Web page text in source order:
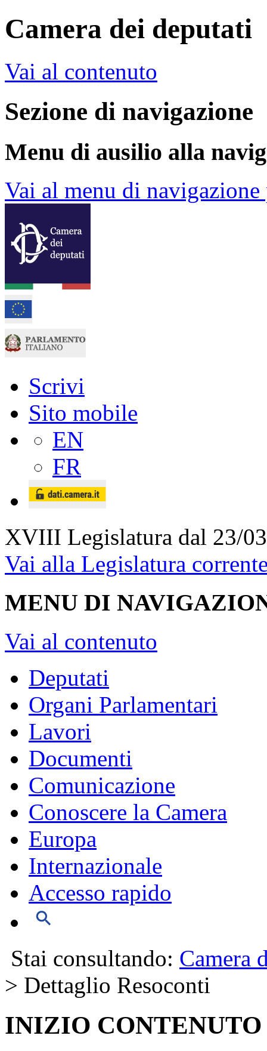
Camera dei deputati
Vai al contenuto
Sezione di navigazione
Menu di ausilio alla
Vai al menu di
Scrivi
Sito mobile
EN
FR
XVIII Legislatura dal 23/
Vai alla Legislatura
MENU DI
Vai al contenuto
Deputati
Organi Parlamentari
Lavori
Documenti
Comunicazione
Conoscere la Camera
Europa
Internazionale
Accesso rapido
Stai consultando: Camera
> Dettaglio Resoconti
INIZIO CONTENUTO